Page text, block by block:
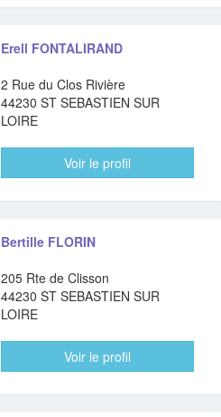
Erell FONTALIRAND
2 Rue du Clos Rivière
44230 ST SEBASTIEN SUR
LOIRE
Voir le profil
Bertille FLORIN
205 Rte de Clisson
44230 ST SEBASTIEN SUR
LOIRE
Voir le profil